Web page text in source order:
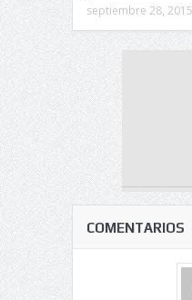
septiembre 28, 2015
COMENTARIOS